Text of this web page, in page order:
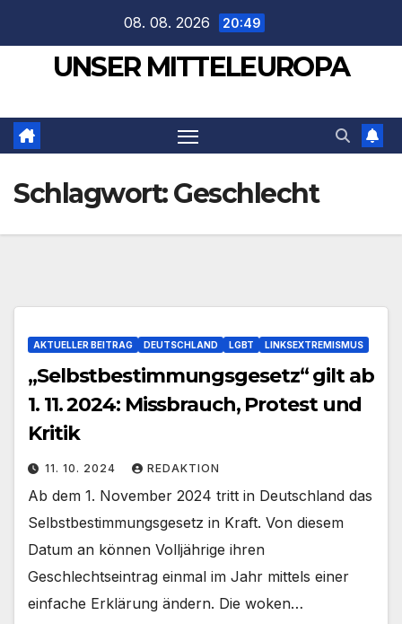
springen
08. 08. 2026 20:49
UNSER MITTELEUROPA
Schlagwort:Geschlecht
AKTUELLER BEITRAG DEUTSCHLAND LGBT LINKSEXTREMISMUS
„Selbstbestimmungsgesetz“ gilt ab
1. 11. 2024: Missbrauch, Protest und
Kritik
11. 10. 2024 REDAKTION
Ab dem 1. November 2024 tritt in Deutschland das
Selbstbestimmungsgesetz in Kraft. Von diesem
Datum an können Volljährige ihren
Geschlechtseintrag einmal im Jahr mittels einer
einfache Erklärung ändern. Die woken…